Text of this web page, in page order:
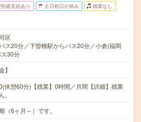
途支給あり 土日祝日が休み 残業なし
区
ス20分／下曽根駅からバス20分／小倉(福岡
30分
】
休憩60分)【残業】0時間／月間【詳細】残業
。
（6ヶ月～）です。